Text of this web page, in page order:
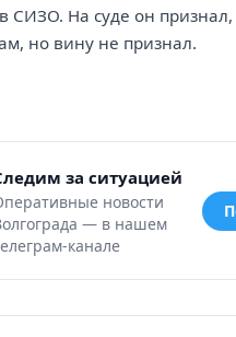
СИЗО. На суде он признал,
но вину не признал.
за ситуацией
новости
— в нашем
канале